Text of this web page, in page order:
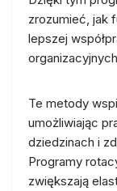
zrozumieć, jak
lepszej
Te metody
umożliwiając
dziedzinach i
Programy
zwiększają